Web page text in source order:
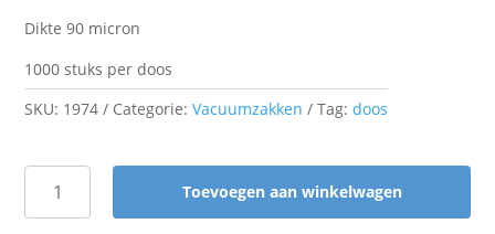
Dikte 90 micron
1000 stuks per doos
SKU: 1974 Categorie:Vacuumzakken Tag:doos
Vacuumzak
Toevoegen aan winkelwagen